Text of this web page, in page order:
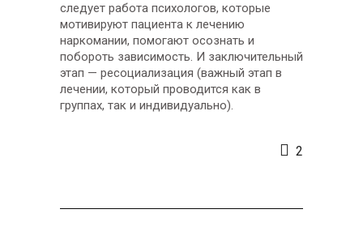
следует работа психологов, которые
мотивируют пациента к лечению
наркомании, помогают осознать и
побороть зависимость. И заключительный
этап — ресоциализация (важный этап в
лечении, который проводится как в
группах, так и индивидуально).
2